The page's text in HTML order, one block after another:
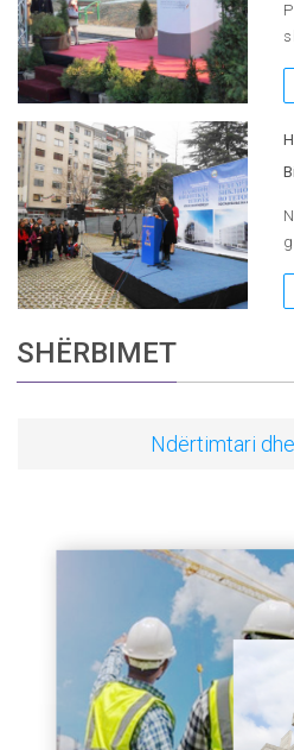
SHËRBIMET
Ndërtimtari